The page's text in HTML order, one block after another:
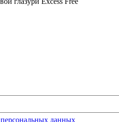
персональных данных